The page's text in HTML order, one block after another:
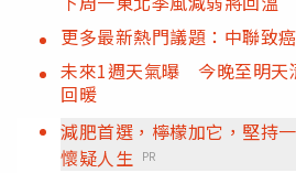
更多最新熱門議題：中聯致
未來1週天氣曝 今晚至明天
回暖
減肥首選，檸檬加它，堅持
懷疑人生
PR